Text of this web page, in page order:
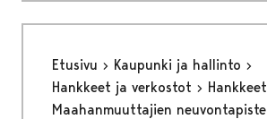
Etusivu
Kaupunki ja hallinto
Hankkeet ja verkostot
Hankkeet
Maahanmuuttajien neuvontapiste